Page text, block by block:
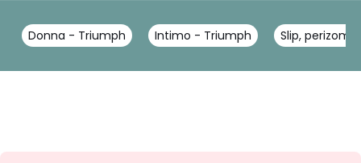
Donna - Triumph Intimo - Triumph Slip,